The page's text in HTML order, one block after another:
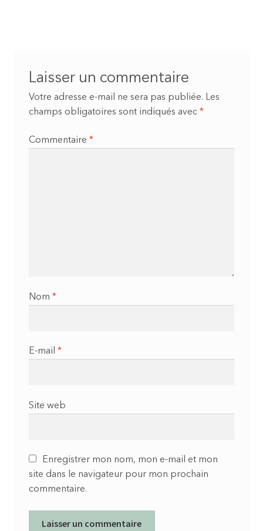
Laisser un commentaire
Votre adresse e-mail ne sera pas publiée. Les
champs obligatoires sont indiqués avec *
Commentaire *
Nom *
E-mail *
Site web
Enregistrer mon nom, mon e-mail et mon
site dans le navigateur pour mon prochain
commentaire.